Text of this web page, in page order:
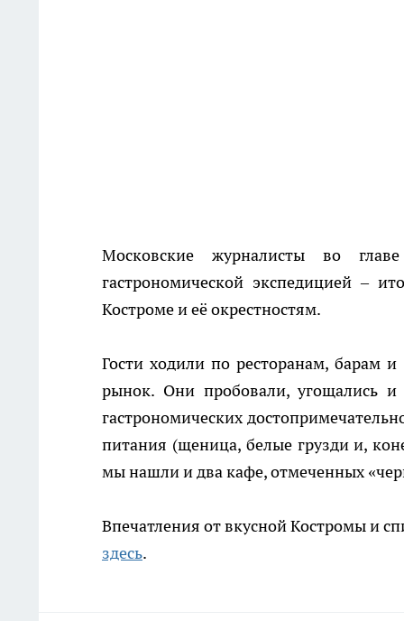
Московские журналисты во
гастрономической экспедицией –
Костроме и её окрестностям.
Гости ходили по ресторанам, барам
рынок. Они пробовали, угощались и
гастрономических
питания (щеница, белые грузди и,
мы нашли и два кафе, отмеченных
Впечатления от вкусной Костромы и
здесь.